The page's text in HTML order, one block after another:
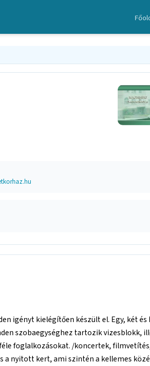
igényt kielégítően készült el. Egy, két
szobaegységhez tartozik vizesblokk,
foglalkozásokat. /koncertek,
a nyitott kert, ami szintén a kellemes